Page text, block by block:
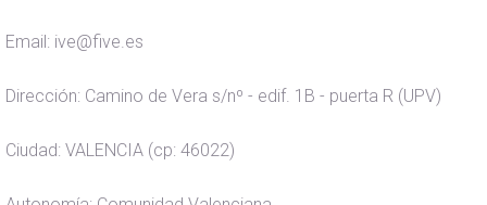
Email: ive@five.es
Dirección: Camino de Vera s/nº - edif. 1B - puerta R (UPV)
Ciudad: VALENCIA (cp: 46022)